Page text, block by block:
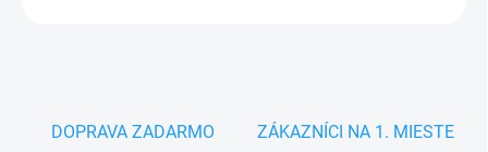
DOPRAVA ZADARMO ZÁKAZNÍCI NA 1. MIESTE